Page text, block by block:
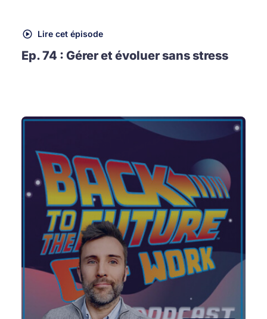
Lire cet épisode
Ep. 74 : Gérer et évoluer sans stress